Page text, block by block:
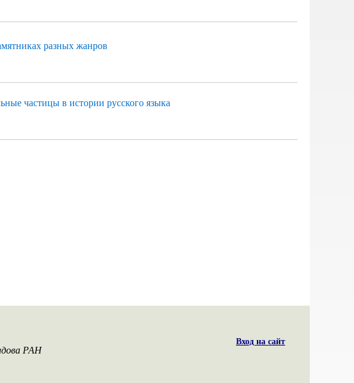
разных жанров
частицы в истории русского языка
РАН
Вход на сайт